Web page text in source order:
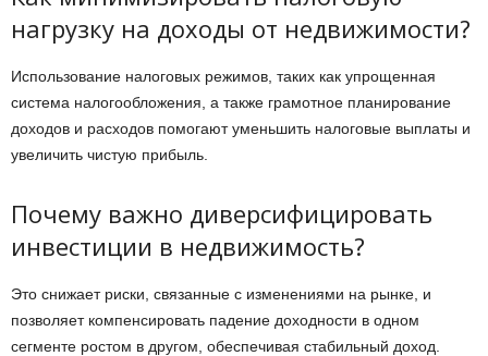
нагрузку на доходы от недвижимости?
Использование налоговых режимов, таких как упрощенная
система налогообложения, а также грамотное планирование
доходов и расходов помогают уменьшить налоговые выплаты и
увеличить чистую прибыль.
Почему важно диверсифицировать
инвестиции в недвижимость?
Это снижает риски, связанные с изменениями на рынке, и
позволяет компенсировать падение доходности в одном
сегменте ростом в другом, обеспечивая стабильный доход.